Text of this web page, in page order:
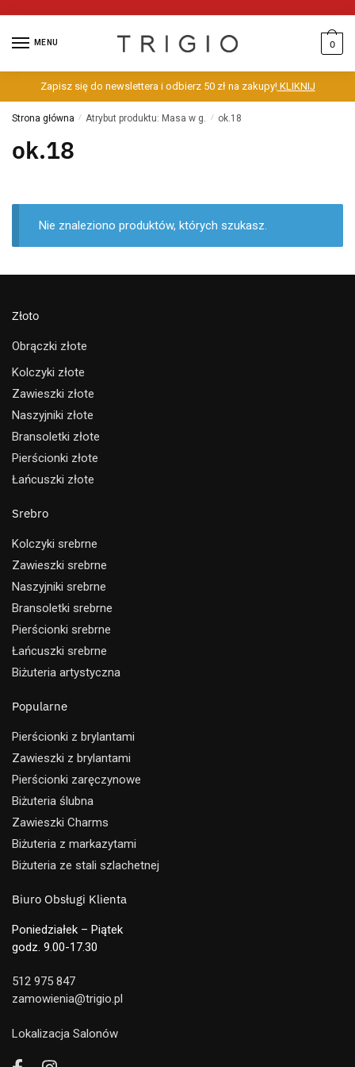
MENU 0
Zapisz się do newslettera i odbierz 50 zł na zakupy!KLIKNIJ
Strona główna / Atrybut produktu: Masa w g. / ok.18
ok.18
Nie znaleziono produktów, których szukasz.
Złoto
Obrączki złote
Kolczyki złote
Zawieszki złote
Naszyjniki złote
Bransoletki złote
Pierścionki złote
Łańcuszki złote
Srebro
Kolczyki srebrne
Zawieszki srebrne
Naszyjniki srebrne
Bransoletki srebrne
Pierścionki srebrne
Łańcuszki srebrne
Biżuteria artystyczna
Popularne
Pierścionki z brylantami
Zawieszki z brylantami
Pierścionki zaręczynowe
Biżuteria ślubna
Zawieszki Charms
Biżuteria z markazytami
Biżuteria ze stali szlachetnej
Biuro Obsługi Klienta
Poniedziałek – Piątek
godz. 9.00-17.30
512 975 847
zamowienia@trigio.pl
Lokalizacja Salonów